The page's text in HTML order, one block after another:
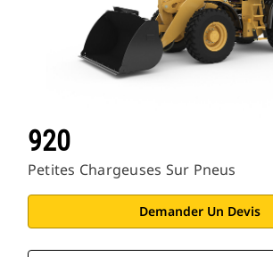
920
Petites Chargeuses Sur Pneus
Demander Un Devis